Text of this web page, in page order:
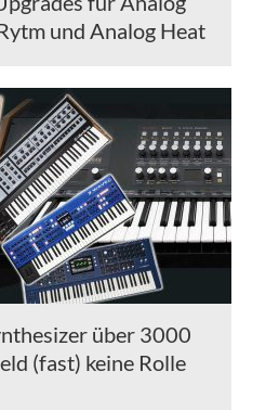
und Analog Heat
über 3000
(fast) keine Rolle